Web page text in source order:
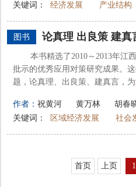
关键词：
经济发展 产业结构
图书 论真理 出良策 建真
本书精选了2010～2013年江
批示的优秀应用对策研究成果。
题，论真理、出良策、建真言，为
作者： 祝黄河 黄万林 胡春
关键词：
区域经济发展 社会
首页 上页 1